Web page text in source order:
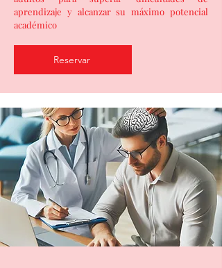
aprendizaje y alcanzar su máximo potencial
académico
Reservar